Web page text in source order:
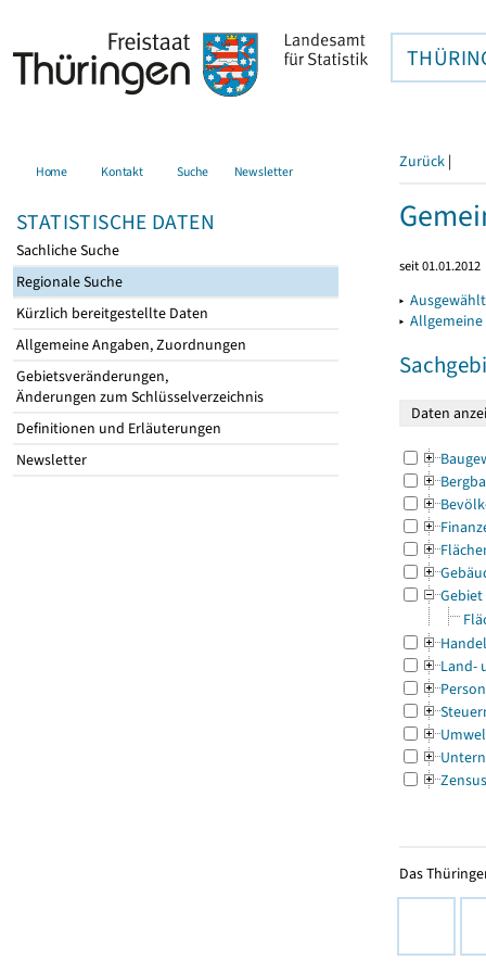
Home Kontakt Suche Newsletter
STATISTISCHE DATEN
Sachliche Suche
Regionale Suche
Kürzlich bereitgestellte Daten
Allgemeine Angaben, Zuordnungen
Gebietsveränderungen,
Änderungen zum Schlüsselverzeichnis
Definitionen und Erläuterungen
Newsletter
Zurück |
seit 01.01.2012
▸
▸
Gebiet
Land-
Zensus
Das